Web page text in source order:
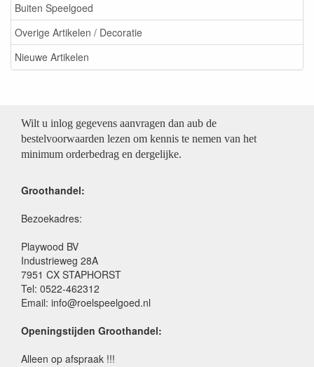
Buiten Speelgoed
Overige Artikelen / Decoratie
Nieuwe Artikelen
Wilt u inlog gegevens aanvragen dan aub de
bestelvoorwaarden lezen om kennis te nemen van het
minimum orderbedrag en dergelijke.
Groothandel:
Bezoekadres:
Playwood BV
Industrieweg 28A
7951 CX STAPHORST
Tel: 0522-462312
Email: info@roelspeelgoed.nl
Openingstijden Groothandel:
Alleen op afspraak !!!